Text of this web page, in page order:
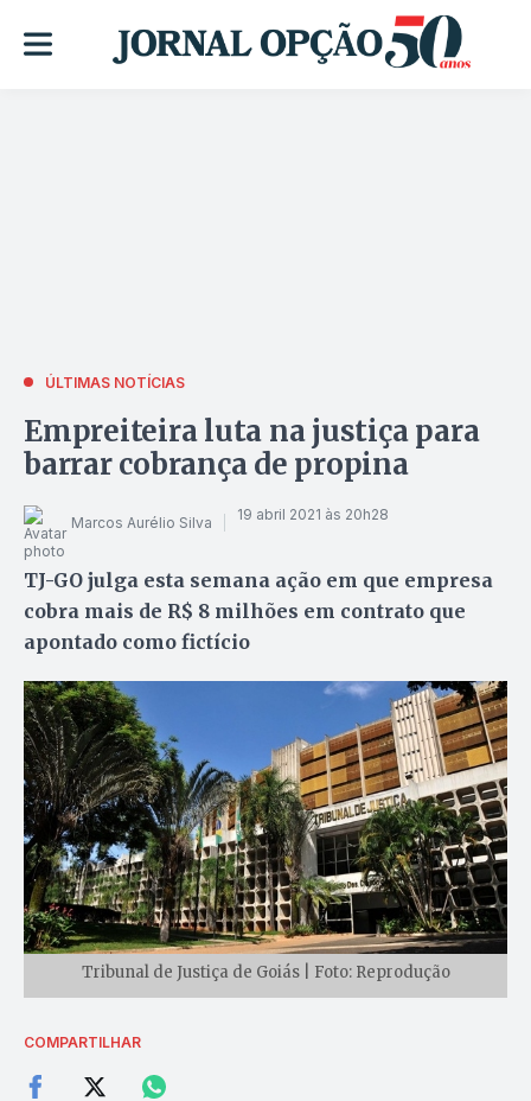
ÚLTIMAS NOTÍCIAS
Empreiteira luta na justiça para
barrar cobrança de propina
Marcos Aurélio Silva 19 abril 2021 às 20h28
TJ-GO julga esta semana ação em que empresa
cobra mais de R$ 8 milhões em contrato que
apontado como fictício
Tribunal de Justiça de Goiás | Foto: Reprodução
COMPARTILHAR